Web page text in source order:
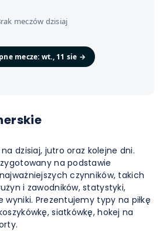
meczów dzisiaj
mecze: wt., 11 sie →
dzisiaj, jutro oraz kolejne dni.
na podstawie
czynników, takich
i zawodników, statystyki,
Prezentujemy typy na piłkę
siatkówkę, hokej na